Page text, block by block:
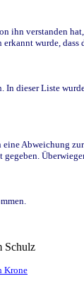
verstanden
wurde,
dieser Liste
Abweichung
Schulz
Krone